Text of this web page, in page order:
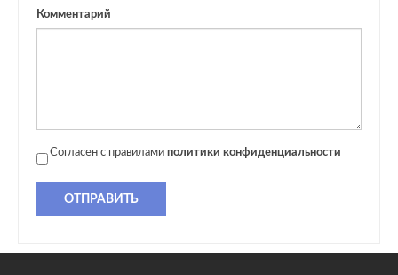
Комментарий
Согласен с правилами политики конфиденциальности
ОТПРАВИТЬ